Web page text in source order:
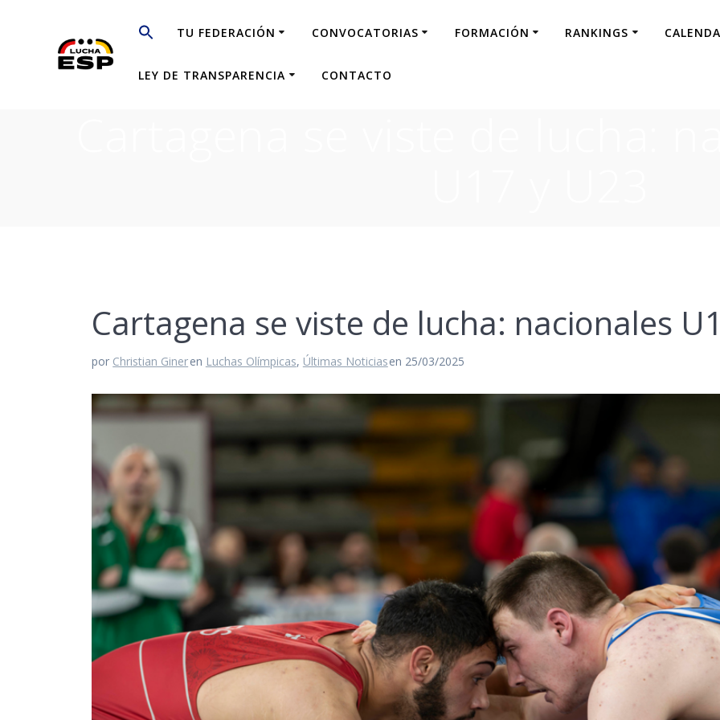
contenido
TU FEDERACIÓN CONVOCATORIAS FORMACIÓN RANKINGS
LEY DE TRANSPARENCIA CONTACTO
Cartagena se viste de lucha: nacionales
por Christian Gineren Luchas Olímpicas, Últimas Noticiasen 25/03/2025